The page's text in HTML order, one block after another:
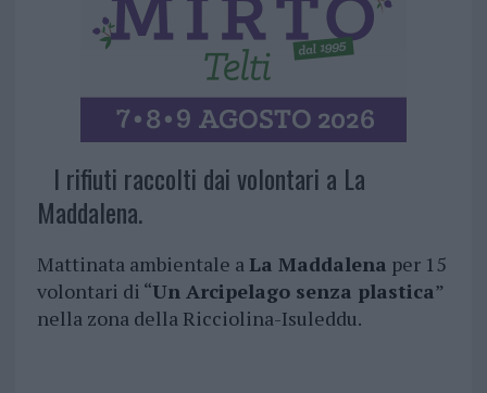
I rifiuti raccolti dai volontari a La
Maddalena.
Mattinata ambientale aLa Maddalena per 15
volontari di “Un Arcipelago senza plastica”
nella zona della Ricciolina-Isuleddu.